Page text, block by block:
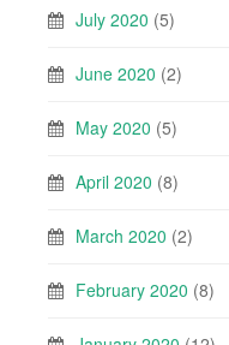
July 2020 (5)
June 2020 (2)
May 2020 (5)
April 2020 (8)
March 2020 (2)
February 2020 (8)